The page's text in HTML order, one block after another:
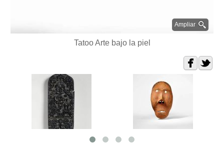
Ampliar
Tatoo Arte bajo la piel